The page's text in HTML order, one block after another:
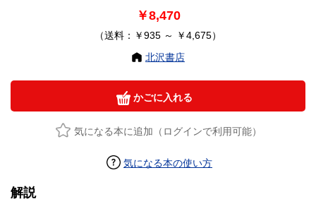
￥8,470
（送料：￥935 ～ ￥4,675）
北沢書店
かごに入れる
気になる本に追加（ログインで利用可能）
気になる本の使い方
解説